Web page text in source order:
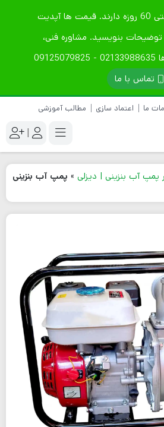
تمامی محصولات گارانتی 60 روزه دارند. قیمت ها آپدیت
بنویسید. مشاوره فنی،
تماس با ما
ما اعتماد سازی مطالب آموزشی
|
پمپ آب بنزینی | دیزلی » پمپ آب بنزینی